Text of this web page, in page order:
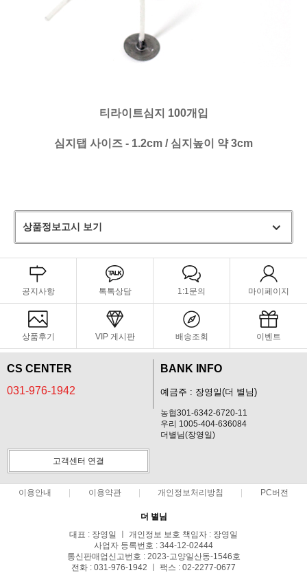
티라이트심지 100개입
심지탭 사이즈 - 1.2cm / 심지높이 약 3cm
상품정보고시 보기
공지사항 톡톡상담 1:1문의 마이페이지
상품후기 VIP 게시판 배송조회 이벤트
CS CENTER
031-976-1942
BANK INFO
예금주 : 장영일(더 별님)
농협301-6342-6720-11
우리 1005-404-636084
더별님(장영일)
고객센터 연결
이용안내 이용약관 개인정보처리방침 PC버전
더 별님
대표 : 장영일 ㅣ 개인정보 보호 책임자 : 장영일
사업자 등록번호 : 344-12-02444
통신판매업신고번호 : 2023-고양일산동-1546호
전화 : 031-976-1942 ㅣ 팩스 : 02-2277-0677